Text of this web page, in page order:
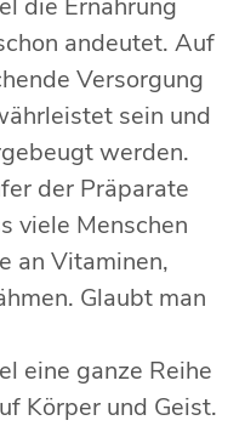
die Ernährung
andeutet. Auf
Versorgung
sein und
werden.
der Präparate
viele Menschen
an Vitaminen,
Glaubt man
eine ganze Reihe
Körper und Geist.